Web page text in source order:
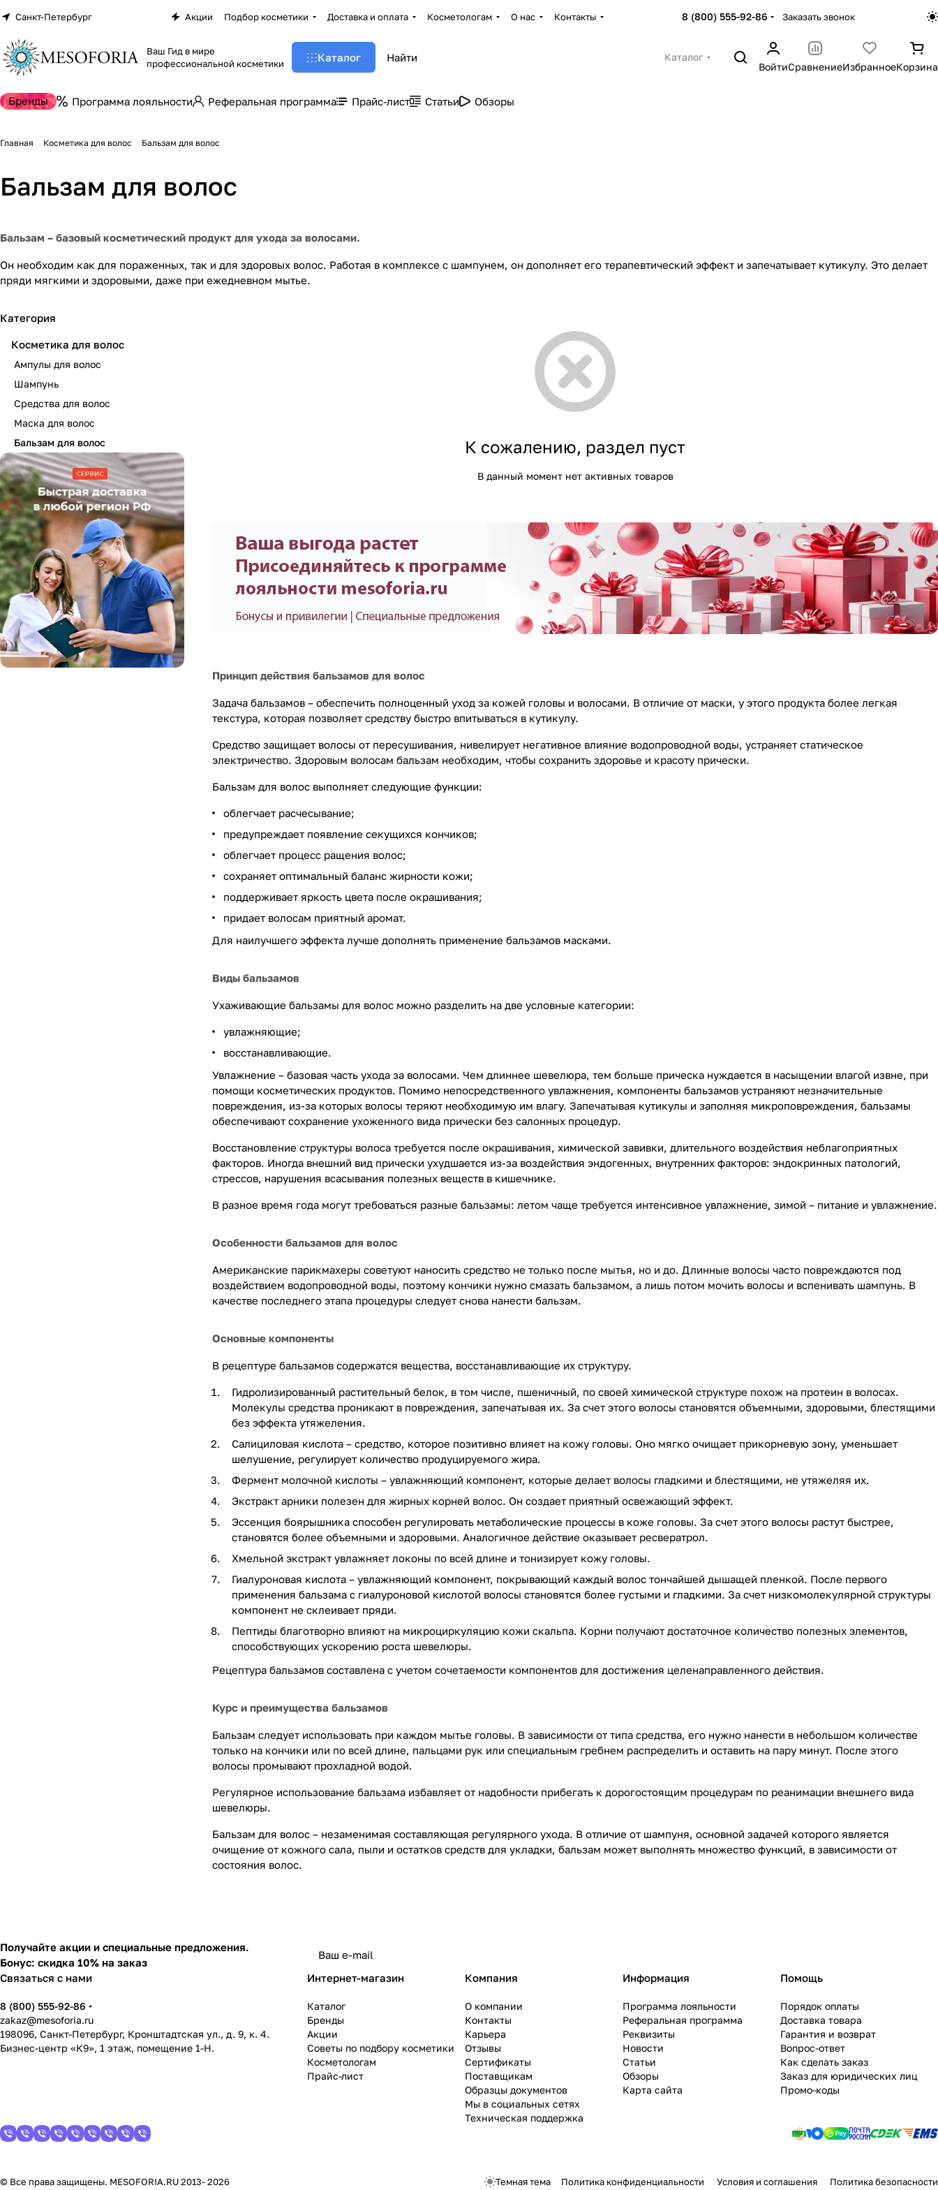
Санкт-Петербург Акции Подбор косметики Доставка и оплата Косметологам О нас Контакты 8 (800) 555-92-86 Заказать звонок
Ваш Гид в мире
профессиональной косметики
Каталог
Каталог
ВойтиСравнениеИзбранноеКорзина
Бренды Программа лояльности Реферальная программа Прайс-лист Статьи Обзоры
Главная Косметика для волос Бальзам для волос
Бальзам для волос
Бальзам – базовый косметический продукт для ухода за волосами.
Он необходим как для пораженных, так и для здоровых волос. Работая в комплексе с шампунем, он дополняет его терапевтический эффект и запечатывает кутикулу. Это делает
пряди мягкими и здоровыми, даже при ежедневном мытье.
К сожалению, раздел пуст
В данный момент нет активных товаров
Принцип действия бальзамов для волос
Задача бальзамов – обеспечить полноценный уход за кожей головы и волосами. В отличие от маски, у этого продукта более легкая
текстура, которая позволяет средству быстро впитываться в кутикулу.
Средство защищает волосы от пересушивания, нивелирует негативное влияние водопроводной воды, устраняет статическое
электричество. Здоровым волосам бальзам необходим, чтобы сохранить здоровье и красоту прически.
Бальзам для волос выполняет следующие функции:
облегчает расчесывание;
предупреждает появление секущихся кончиков;
облегчает процесс ращения волос;
сохраняет оптимальный баланс жирности кожи;
поддерживает яркость цвета после окрашивания;
придает волосам приятный аромат.
Для наилучшего эффекта лучше дополнять применение бальзамов масками.
Виды бальзамов
Ухаживающие бальзамы для волос можно разделить на две условные категории:
увлажняющие;
восстанавливающие.
Увлажнение – базовая часть ухода за волосами. Чем длиннее шевелюра, тем больше прическа нуждается в насыщении влагой извне, при
помощи косметических продуктов. Помимо непосредственного увлажнения, компоненты бальзамов устраняют незначительные
повреждения, из-за которых волосы теряют необходимую им влагу. Запечатывая кутикулы и заполняя микроповреждения, бальзамы
обеспечивают сохранение ухоженного вида прически без салонных процедур.
Восстановление структуры волоса требуется после окрашивания, химической завивки, длительного воздействия неблагоприятных
факторов. Иногда внешний вид прически ухудшается из-за воздействия эндогенных, внутренних факторов: эндокринных патологий,
стрессов, нарушения всасывания полезных веществ в кишечнике.
В разное время года могут требоваться разные бальзамы: летом чаще требуется интенсивное увлажнение, зимой – питание и увлажнение.
Особенности бальзамов для волос
Американские парикмахеры советуют наносить средство не только после мытья, но и до. Длинные волосы часто повреждаются под
воздействием водопроводной воды, поэтому кончики нужно смазать бальзамом, а лишь потом мочить волосы и вспенивать шампунь. В
качестве последнего этапа процедуры следует снова нанести бальзам.
Основные компоненты
В рецептуре бальзамов содержатся вещества, восстанавливающие их структуру.
Гидролизированный растительный белок, в том числе, пшеничный, по своей химической структуре похож на протеин в волосах.
Молекулы средства проникают в повреждения, запечатывая их. За счет этого волосы становятся объемными, здоровыми, блестящими
без эффекта утяжеления.
Салициловая кислота – средство, которое позитивно влияет на кожу головы. Оно мягко очищает прикорневую зону, уменьшает
шелушение, регулирует количество продуцируемого жира.
Фермент молочной кислоты – увлажняющий компонент, которые делает волосы гладкими и блестящими, не утяжеляя их.
Экстракт арники полезен для жирных корней волос. Он создает приятный освежающий эффект.
Эссенция боярышника способен регулировать метаболические процессы в коже головы. За счет этого волосы растут быстрее,
становятся более объемными и здоровыми. Аналогичное действие оказывает ресвератрол.
Хмельной экстракт увлажняет локоны по всей длине и тонизирует кожу головы.
Гиалуроновая кислота – увлажняющий компонент, покрывающий каждый волос тончайшей дышащей пленкой. После первого
применения бальзама с гиалуроновой кислотой волосы становятся более густыми и гладкими. За счет низкомолекулярной структуры
компонент не склеивает пряди.
Пептиды благотворно влияют на микроциркуляцию кожи скальпа. Корни получают достаточное количество полезных элементов,
способствующих ускорению роста шевелюры.
Рецептура бальзамов составлена с учетом сочетаемости компонентов для достижения целенаправленного действия.
Курс и преимущества бальзамов
Бальзам следует использовать при каждом мытье головы. В зависимости от типа средства, его нужно нанести в небольшом количестве
только на кончики или по всей длине, пальцами рук или специальным гребнем распределить и оставить на пару минут. После этого
волосы промывают прохладной водой.
Регулярное использование бальзама избавляет от надобности прибегать к дорогостоящим процедурам по реанимации внешнего вида
шевелюры.
Бальзам для волос – незаменимая составляющая регулярного ухода. В отличие от шампуня, основной задачей которого является
очищение от кожного сала, пыли и остатков средств для укладки, бальзам может выполнять множество функций, в зависимости от
состояния волос.
Категория
Косметика для волос
Ампулы для волос
Шампунь
Средства для волос
Маска для волос
Бальзам для волос
Получайте акции и специальные предложения.
Бонус: скидка 10% на заказ
Связаться с нами
8 (800) 555-92-86
zakaz@mesoforia.ru
198096, Санкт-Петербург, Кронштадтская ул., д. 9, к. 4.
Бизнес-центр «К9», 1 этаж, помещение 1-Н.
Интернет-магазин
Каталог
Бренды
Акции
Советы по подбору косметики
Косметологам
Прайс-лист
Компания
О компании
Контакты
Карьера
Отзывы
Сертификаты
Поставщикам
Образцы документов
Мы в социальных сетях
Техническая поддержка
Информация
Программа лояльности
Реферальная программа
Реквизиты
Новости
Статьи
Обзоры
Карта сайта
Помощь
Порядок оплаты
Доставка товара
Гарантия и возврат
Вопрос-ответ
Как сделать заказ
Заказ для юридических лиц
Промо-коды
© Все права защищены. MESOFORIA.RU 2013- 2026 Темная тема Политика конфиденциальности Условия и соглашения Политика безопасности